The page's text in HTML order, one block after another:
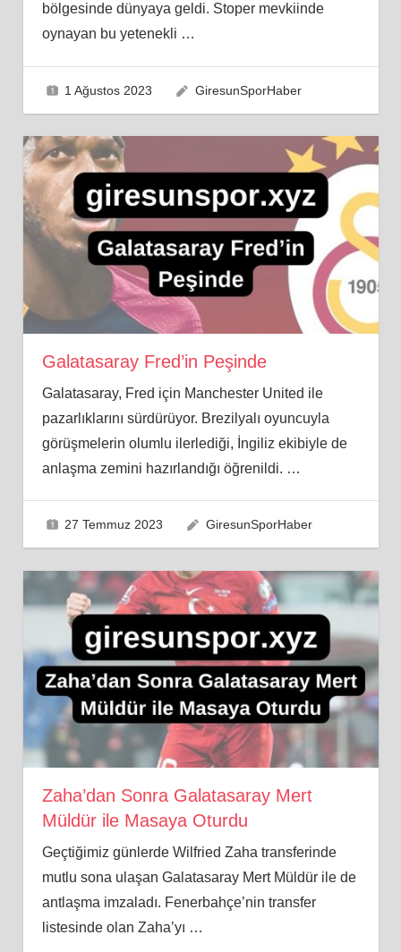
bölgesinde dünyaya geldi. Stoper mevkiinde
oynayan bu yetenekli …
1 Ağustos 2023 GiresunSporHaber
Galatasaray Fred’in Peşinde
Galatasaray, Fred için Manchester United ile
pazarlıklarını sürdürüyor. Brezilyalı oyuncuyla
görüşmelerin olumlu ilerlediği, İngiliz ekibiyle de
anlaşma zemini hazırlandığı öğrenildi. …
27 Temmuz 2023 GiresunSporHaber
Zaha’dan Sonra Galatasaray Mert
Müldür ile Masaya Oturdu
Geçtiğimiz günlerde Wilfried Zaha transferinde
mutlu sona ulaşan Galatasaray Mert Müldür ile de
antlaşma imzaladı. Fenerbahçe’nin transfer
listesinde olan Zaha’yı …